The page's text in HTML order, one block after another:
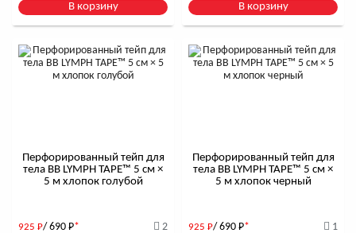
В корзину В корзину
Перфорированный тейп для
тела BB LYMPH TAPE™ 5 см ×
5 м хлопок голубой
925 Р/ 690 Р* 2
Перфорированный тейп для
тела BB LYMPH TAPE™ 5 см ×
5 м хлопок черный
925 Р/ 690 Р* 1